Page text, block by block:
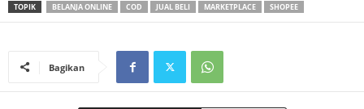
TOPIK BELANJA ONLINE COD JUAL BELI MARKETPLACE SHOPEE
Bagikan